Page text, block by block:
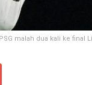
malah dua kali ke final